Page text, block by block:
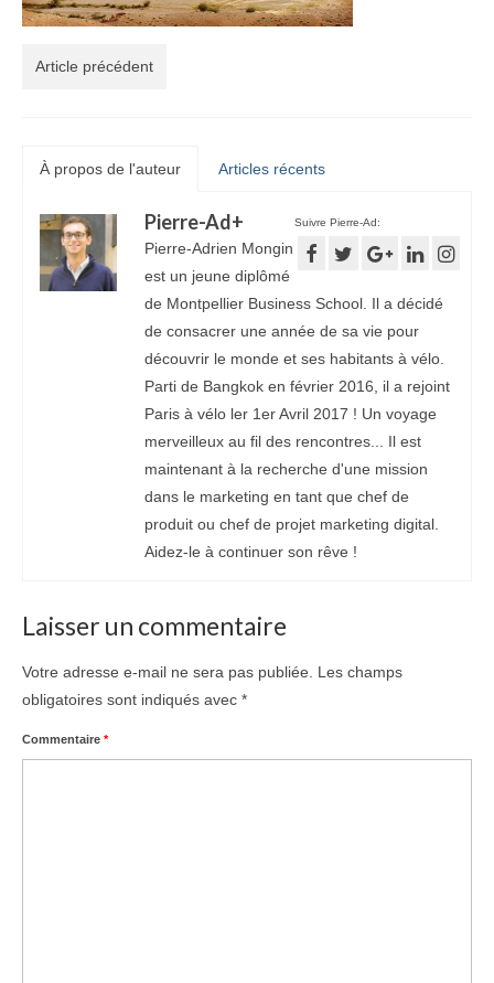
Article précédent
À propos de l'auteur Articles récents
Suivre Pierre-Ad:
Pierre-Ad+
Pierre-Adrien Mongin
est un jeune diplômé
de Montpellier Business School. Il a décidé
de consacrer une année de sa vie pour
découvrir le monde et ses habitants à vélo.
Parti de Bangkok en février 2016, il a rejoint
Paris à vélo ler 1er Avril 2017 ! Un voyage
merveilleux au fil des rencontres... Il est
maintenant à la recherche d'une mission
dans le marketing en tant que chef de
produit ou chef de projet marketing digital.
Aidez-le à continuer son rêve !
Laisser un commentaire
Votre adresse e-mail ne sera pas publiée.
Les champs
obligatoires sont indiqués avec *
Commentaire *